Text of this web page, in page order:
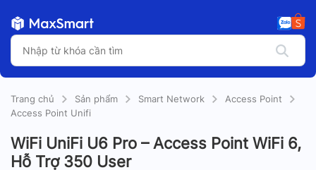
Trang chủ Sản phẩm Smart Network
Access Point
Access Point Unifi
WiFi UniFi U6 Pro – Access Point WiFi 6,
Hỗ Trợ 350 User